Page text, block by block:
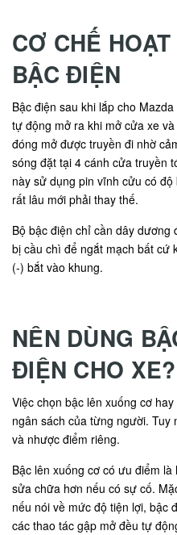
CƠ CHẾ
BẬC ĐIỆN
Bậc điện sau khi lắp cho
tự động mở ra khi mở cửa xe
đóng mở được truyền đi nhờ
sóng đặt tại 4 cánh cửa truyền
này sử dụng pin vĩnh cửu có
rất lâu mới phải thay thế.
Bộ bậc điện chỉ cần dây
bị cầu chì để ngắt mạch bất cứ
(-) bắt vào khung.
NÊN DÙNG
ĐIỆN CHO XE?
Việc chọn bậc lên xuống cơ
ngân sách của từng người.
và nhược điểm riêng.
Bậc lên xuống cơ có ưu điểm
sửa chữa hơn nếu có sự cố.
nếu nói về mức độ tiện lợi, bậc
các thao tác gập mở đều tự